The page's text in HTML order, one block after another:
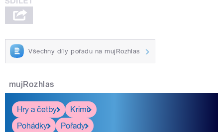
Všechny díly pořadu na mujRozhlas
mujRozhlas
Hry a četby
Krimi
Pohádky
Pořady